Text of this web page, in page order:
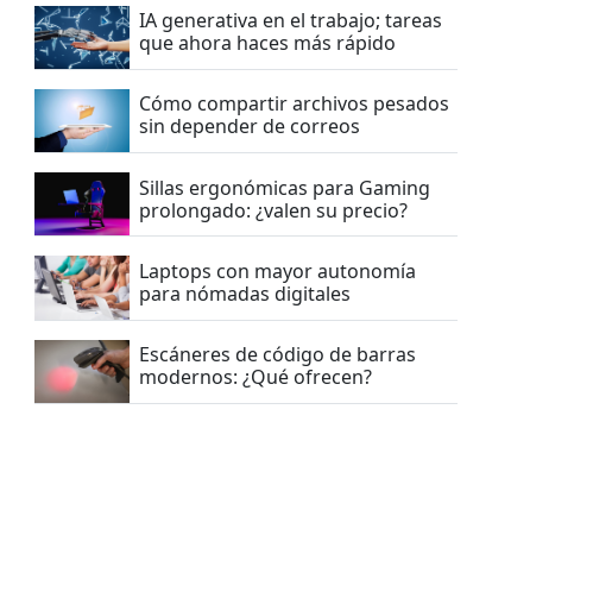
IA generativa en el trabajo; tareas
que ahora haces más rápido
Cómo compartir archivos pesados
sin depender de correos
Sillas ergonómicas para Gaming
prolongado: ¿valen su precio?
Laptops con mayor autonomía
para nómadas digitales
Escáneres de código de barras
modernos: ¿Qué ofrecen?